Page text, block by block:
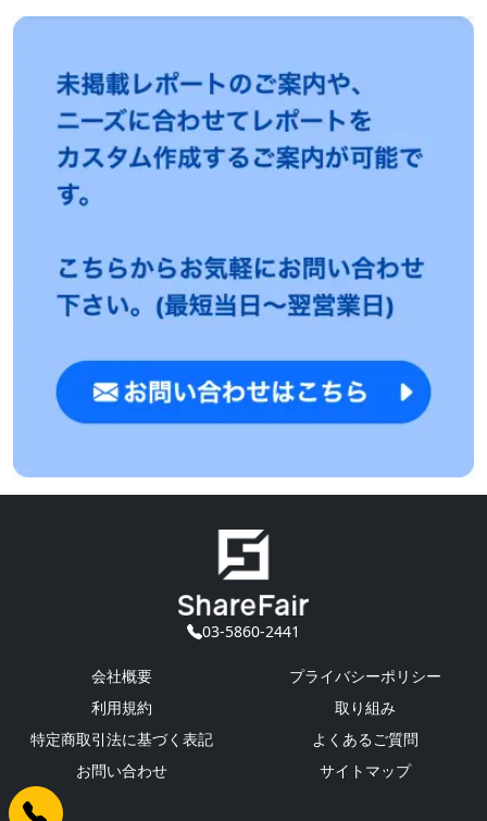
03-5860-2441
会社概要
プライバシーポリシー
利用規約
取り組み
特定商取引法に基づく表記
よくあるご質問
お問い合わせ
サイトマップ